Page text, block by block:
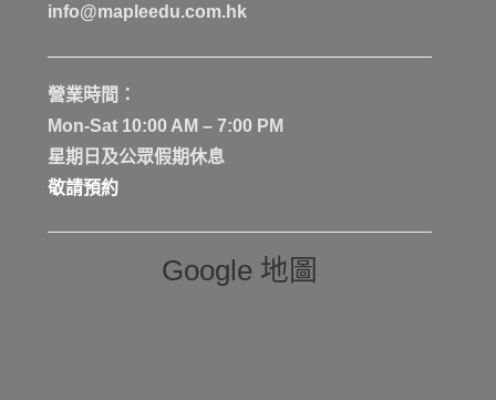
info@mapleedu.com.hk
營業時間：
Mon-Sat 10:00 AM – 7:00 PM
星期日及公眾假期休息
敬請預約
Google 地圖